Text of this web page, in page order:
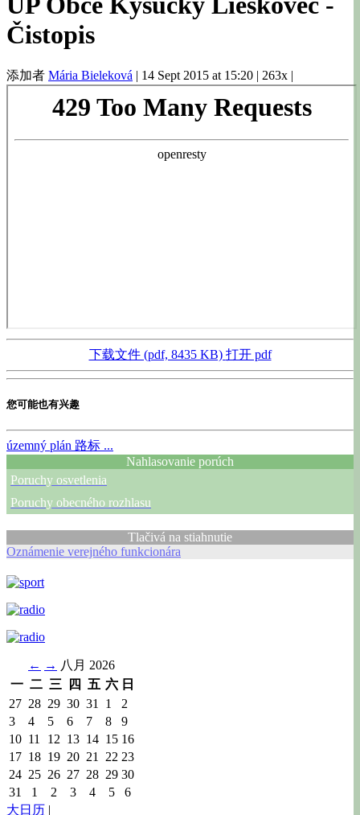
Čistopis
添加者 Mária Bieleková | 14 Sept 2015 at 15:20 | 263x |
下载文件 (pdf, 8435 KB) 打开 pdf
您可能也有兴趣
územný plán 路标 ...
Nahlasovanie porúch
Poruchy osvetlenia
Poruchy obecného rozhlasu
Tlačivá na stiahnutie
Oznámenie verejného funkcionára
← → 八月 2026
一 二 三 四 五 六 日
27 28 29 30 31 1
2
3
4 5 6 7 8
9
10 11 12 13 14 15 16
17 18 19 20 21 22 23
24 25 26 27 28 29 30
31
1 2 3 4 5
6
大日历 |